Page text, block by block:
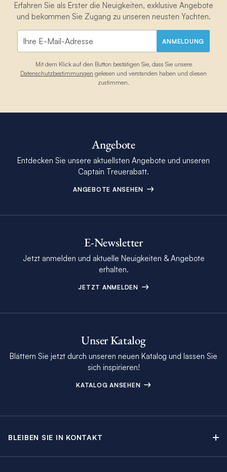
Erfahren Sie als Erster die Neuigkeiten, exklusive Angebote
und bekommen Sie Zugang zu unseren neusten Yachten.
ANMELDUNG
Mit dem Klick auf den Button bestätigen Sie, dass Sie unsere
Datenschutzbestimmungen gelesen und verstanden haben und diesen
zustimmen.
Angebote
Entdecken Sie unsere aktuellsten Angebote und unseren
Captain Treuerabatt.
ANGEBOTE ANSEHEN
E-Newsletter
Jetzt anmelden und aktuelle Neuigkeiten & Angebote
erhalten.
JETZT ANMELDEN
Unser Katalog
Blättern Sie jetzt durch unseren neuen Katalog und lassen Sie
sich inspirieren!
KATALOG ANSEHEN
BLEIBEN SIE IN KONTAKT